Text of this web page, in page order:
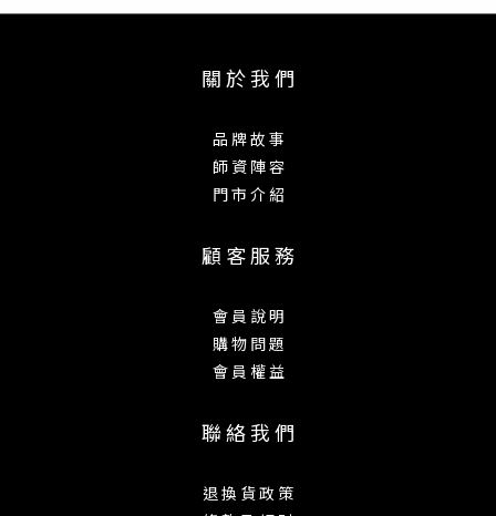
關 於 我 們
品 牌 故 事
師 資 陣 容
門 市 介 紹
顧 客 服 務
會 員 說 明
購 物 問 題
會 員 權 益
聯 絡 我 們
退 換 貨 政 策